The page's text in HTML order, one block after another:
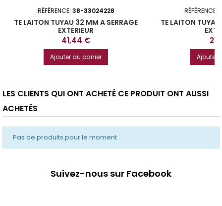
RÉFÉRENCE: 38-33024228
TE LAITON TUYAU 32 MM A SERRAGE
EXTERIEUR
Prix
41,44 €
Ajouter au panier
RÉFÉRENCE:
TE LAITON
Prix
Ajouter
LES CLIENTS QUI ONT ACHETÉ CE PRODUIT ONT AUSSI
ACHETÉS
Pas de produits pour le moment
Suivez-nous sur Facebook